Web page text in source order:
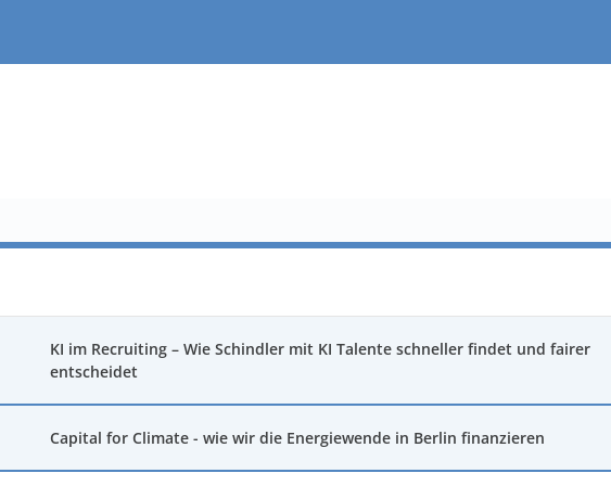
KI im Recruiting – Wie Schindler mit KI Talente schneller findet und fairer
entscheidet
Capital for Climate - wie wir die Energiewende in Berlin finanzieren